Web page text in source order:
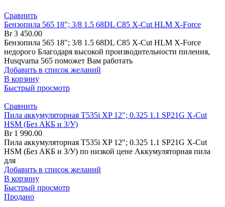
Сравнить
Бензопила 565 18″; 3/8 1.5 68DL C85 X-Cut HLM X-Force
Br3 450.00
Бензопила 565 18″; 3/8 1.5 68DL C85 X-Cut HLM X-Force
недорого Благодаря высокой производительности пиления,
Husqvarna 565 поможет Вам работать
Добавить в список желаний
В корзину
Быстрый просмотр
Сравнить
Пила аккумуляторная T535i XP 12″; 0.325 1.1 SP21G X-Cut
HSM (Без АКБ и З/У)
Br1 990.00
Пила аккумуляторная T535i XP 12″; 0.325 1.1 SP21G X-Cut
HSM (Без АКБ и З/У) по низкой цене Аккумуляторная пила
для
Добавить в список желаний
В корзину
Быстрый просмотр
Продано